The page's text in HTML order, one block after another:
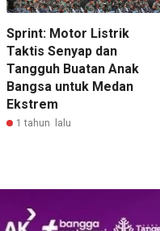
Sprint: Motor Listrik
Taktis Senyap dan
Tangguh Buatan Anak
Bangsa untuk Medan
Ekstrem
1 tahun lalu